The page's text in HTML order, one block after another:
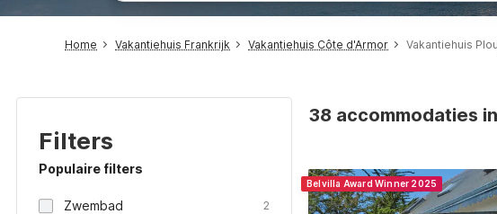
Home Vakantiehuis Frankrijk Vakantiehuis Côte d'Armor Vakantiehuis
Filters
Populaire filters
Zwembad 2
38 accommodaties
Belvilla Award Winner 2025